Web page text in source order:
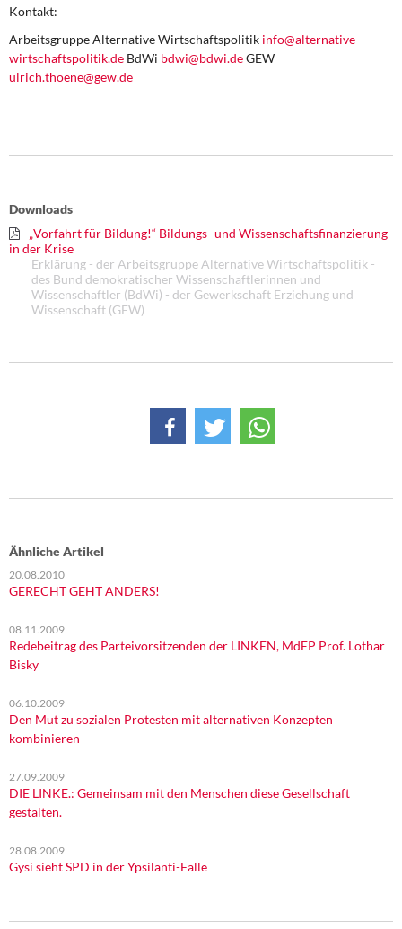
Kontakt:
Arbeitsgruppe Alternative Wirtschaftspolitik info@alternative-
wirtschaftspolitik.de BdWi bdwi@bdwi.deGEW
ulrich.thoene@gew.de
Downloads
„Vorfahrt für Bildung!“ Bildungs- und Wissenschaftsfinanzierung
in der Krise
Erklärung - der Arbeitsgruppe Alternative Wirtschaftspolitik -
des Bund demokratischer Wissenschaftlerinnen und
Wissenschaftler (BdWi) - der Gewerkschaft Erziehung und
Wissenschaft (GEW)
Ähnliche Artikel
20.08.2010
GERECHT GEHT ANDERS!
08.11.2009
Redebeitrag des Parteivorsitzenden der LINKEN, MdEP Prof. Lothar
Bisky
06.10.2009
Den Mut zu sozialen Protesten mit alternativen Konzepten
kombinieren
27.09.2009
DIE LINKE.: Gemeinsam mit den Menschen diese Gesellschaft
gestalten.
28.08.2009
Gysi sieht SPD in der Ypsilanti-Falle